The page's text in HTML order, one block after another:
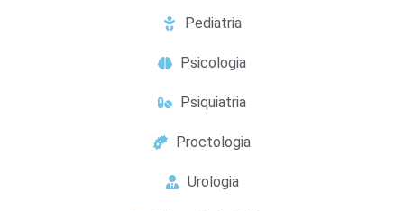
Pediatria
Psicologia
Psiquiatria
Proctologia
Urologia